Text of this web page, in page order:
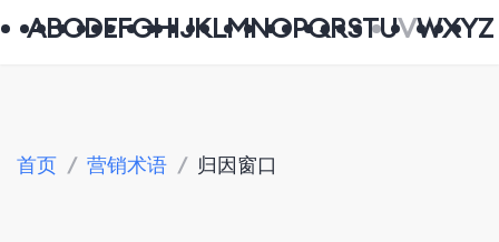
ABCDEFGHIJKLMNOPQRSTUVWXYZ
首页 / 营销术语 / 归因窗口